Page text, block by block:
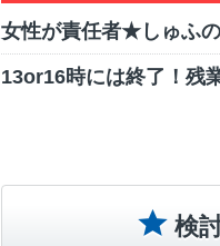
女性が責任者★しゅふ
13or16時には終了！残
検